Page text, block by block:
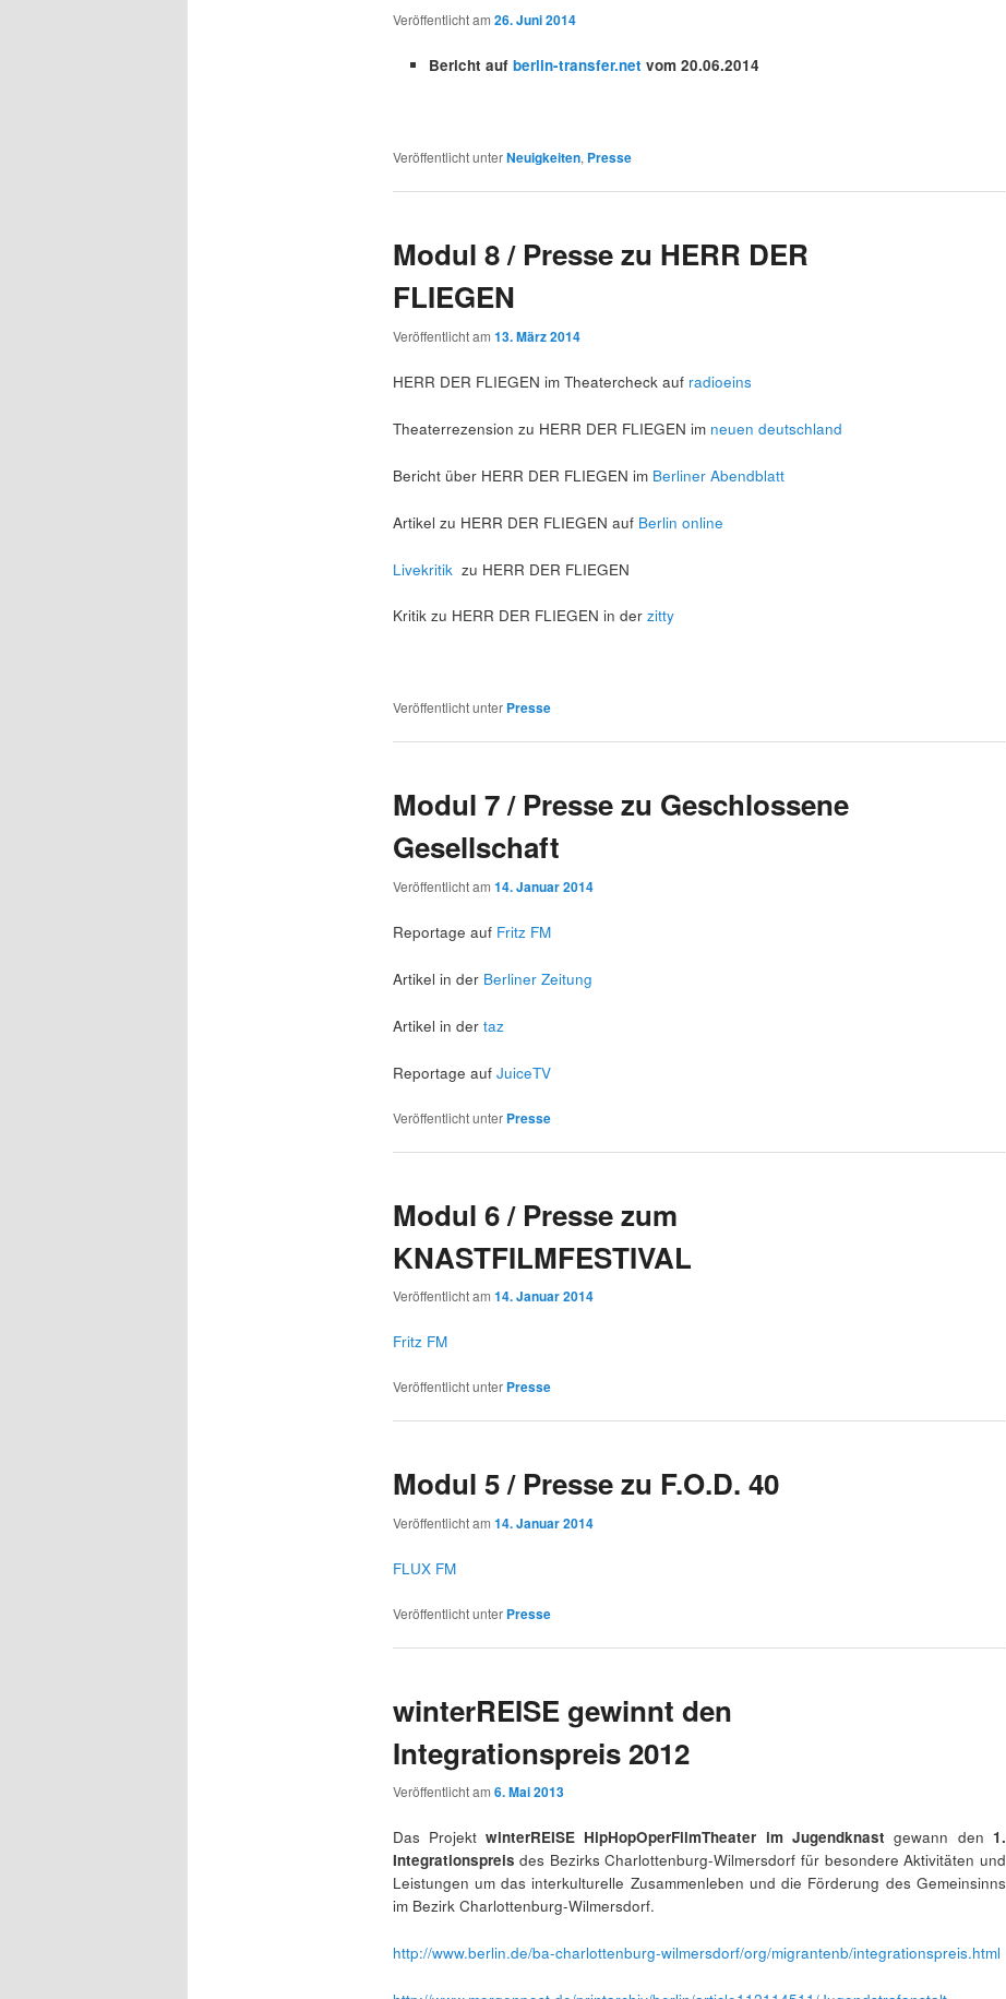
Veröffentlicht am 26. Juni 2014
Bericht aufberlin-transfer.netvom 20.06.2014
Veröffentlicht unter Neuigkeiten, Presse
Modul 8 / Presse zu HERR DER
FLIEGEN
Veröffentlicht am 13. März 2014
HERR DER FLIEGEN im Theatercheck auf radioeins
Theaterrezension zu HERR DER FLIEGEN im neuen deutschland
Bericht über HERR DER FLIEGEN im Berliner Abendblatt
Artikel zu HERR DER FLIEGEN auf Berlin online
Livekritik zu HERR DER FLIEGEN
Kritik zu HERR DER FLIEGEN in der zitty
Veröffentlicht unter Presse
Modul 7 / Presse zu Geschlossene
Gesellschaft
Veröffentlicht am 14. Januar 2014
Reportage auf Fritz FM
Artikel in der Berliner Zeitung
Artikel in der taz
Reportage auf JuiceTV
Veröffentlicht unter Presse
Modul 6 / Presse zum
KNASTFILMFESTIVAL
Veröffentlicht am 14. Januar 2014
Fritz FM
Veröffentlicht unter Presse
Modul 5 / Presse zu F.O.D. 40
Veröffentlicht am 14. Januar 2014
FLUX FM
Veröffentlicht unter Presse
winterREISE gewinnt den
Integrationspreis 2012
Veröffentlicht am 6. Mai 2013
Das ProjektwinterREISE HipHopOperFilmTheater im Jugendknastgewann den 1.
Integrationspreis des Bezirks Charlottenburg-Wilmersdorf für besondere Aktivitäten und
Leistungen um das interkulturelle Zusammenleben und die Förderung des Gemeinsinns
im Bezirk Charlottenburg-Wilmersdorf.
http://www.berlin.de/ba-charlottenburg-wilmersdorf/org/migrantenb/integrationspreis.html